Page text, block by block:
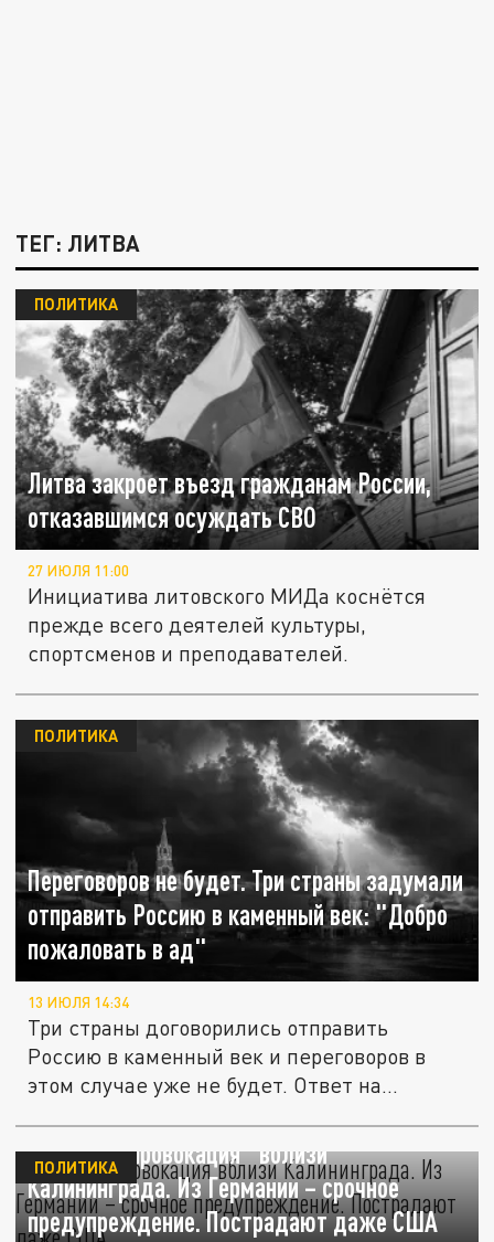
ТЕГ: ЛИТВА
Литва закроет въезд гражданам России,
отказавшимся осуждать СВО
ПОЛИТИКА
27 ИЮЛЯ 11:00
Инициатива литовского МИДа коснётся
прежде всего деятелей культуры,
спортсменов и преподавателей.
Переговоров не будет. Три страны задумали
отправить Россию в каменный век: "Добро
пожаловать в ад"
ПОЛИТИКА
13 ИЮЛЯ 14:34
Три страны договорились отправить
Россию в каменный век и переговоров в
этом случае уже не будет. Ответ на...
"Ядерная провокация" вблизи
Калининграда. Из Германии – срочное
предупреждение. Пострадают даже США
ПОЛИТИКА